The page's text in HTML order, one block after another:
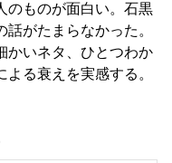
のものが面白い。石黒
がたまらなかった。
かいネタ、ひとつわか
る衰えを実感する。